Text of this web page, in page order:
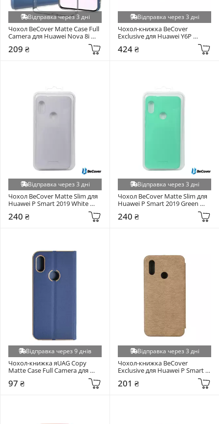
Відправка через 3 дні
Чохол BeCover Matte Case Full
Camera для Huawei Nova 8i
209 ₴
Відправка через 3 дні
Чохол-книжка BeCover
Exclusive для Huawei Y6P
424 ₴
Відправка через 3 дні
Чохол BeCover Matte Slim для
Huawei P Smart 2019 White
240 ₴
Відправка через 3 дні
Чохол BeCover Matte Slim для
Huawei P Smart 2019 Green
240 ₴
Відправка через 9 днів
Чохол-книжка яUAG Copy
Matte Case Full Camera для
Huawei P Smart 2019 Dark Blue
(RL056765)
97 ₴
Відправка через 3 дні
Чохол-книжка BeCover
Exclusive для Huawei P Smart
201 ₴